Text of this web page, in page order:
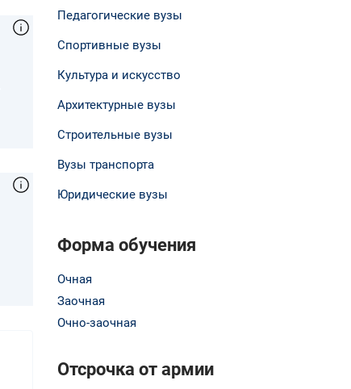
Педагогические вузы
Спортивные вузы
Культура и искусство
Архитектурные вузы
Строительные вузы
Вузы транспорта
Юридические вузы
Форма обучения
Очная
Заочная
Очно-заочная
Отсрочка от армии